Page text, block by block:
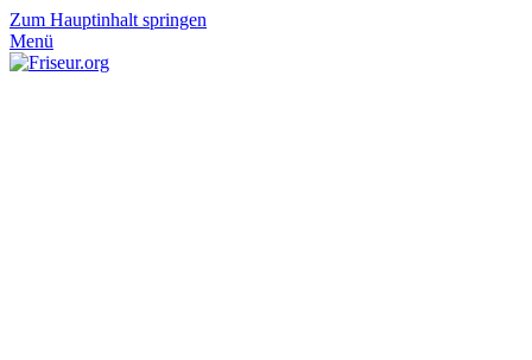
Zum Hauptinhalt springen
Menü